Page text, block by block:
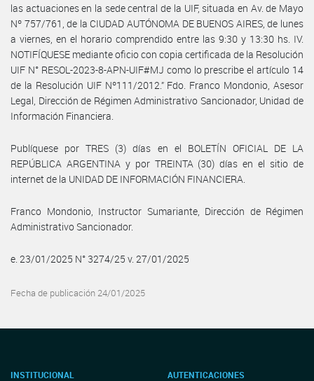
las actuaciones en la sede central de la UIF, situada en Av. de Mayo
Nº 757/761, de la CIUDAD AUTÓNOMA DE BUENOS AIRES, de lunes
a viernes, en el horario comprendido entre las 9:30 y 13:30 hs. IV.
NOTIFÍQUESE mediante oficio con copia certificada de la Resolución
UIF N° RESOL-2023-8-APN-UIF#MJ como lo prescribe el artículo 14
de la Resolución UIF Nº111/2012.” Fdo. Franco Mondonio, Asesor
Legal, Dirección de Régimen Administrativo Sancionador, Unidad de
Información Financiera.
Publíquese por TRES (3) días en el BOLETÍN OFICIAL DE LA
REPÚBLICA ARGENTINA y por TREINTA (30) días en el sitio de
internet de la UNIDAD DE INFORMACIÓN FINANCIERA.
Franco Mondonio, Instructor Sumariante, Dirección de Régimen
Administrativo Sancionador.
e. 23/01/2025 N° 3274/25 v. 27/01/2025
Fecha de publicación 24/01/2025
INSTITUCIONAL AUTENTICACIONES